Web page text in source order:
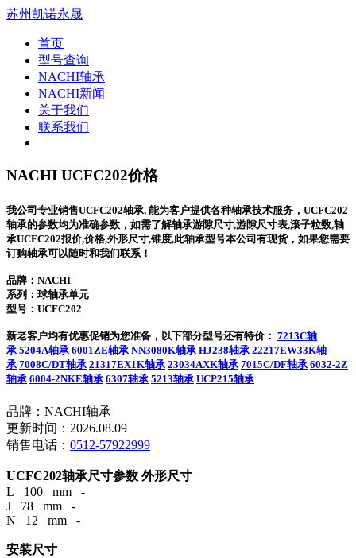
苏州凯诺永晟
首页
型号查询
NACHI轴承
NACHI新闻
关于我们
联系我们
NACHI UCFC202价格
我公司专业销售UCFC202轴承, 能为客户提供各种轴承技术服务，UCFC202
轴承的参数均为准确参数，如需了解轴承游隙尺寸,游隙尺寸表,滚子粒数,轴
承UCFC202报价,价格,外形尺寸,锥度,此轴承型号本公司有现货，如果您需要
订购轴承可以随时和我们联系！
品牌：NACHI
系列：球轴承单元
型号： UCFC202
新老客户均有优惠促销为您准备，以下部分型号还有特价： 7213C轴
承 5204A轴承 6001ZE轴承 NN3080K轴承 HJ238轴承 22217EW33K轴
承 7008C/DT轴承 21317EX1K轴承 23034AXK轴承 7015C/DF轴承 6032-2Z
轴承 6004-2NKE轴承 6307轴承 5213轴承 UCP215轴承
品牌：NACHI轴承
更新时间：2026.08.09
销售电话： 0512-57922999
UCFC202轴承尺寸参数 外形尺寸
L 100 mm -
J 78 mm -
N 12 mm -
安装尺寸